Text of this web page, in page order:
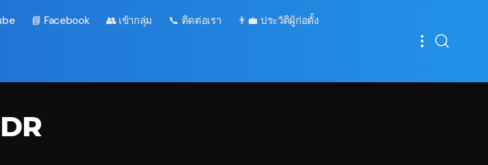
📘 Facebook 👥 เข้ากลุ่ม 📞 ติดต่อเรา 👨‍💼 ประวัติผู้ก่อตั้ง